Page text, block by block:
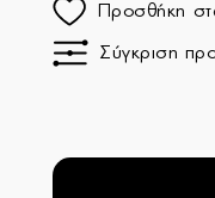
Προσθήκη
Σύγκριση